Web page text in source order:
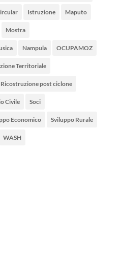
Istruzione Maputo
Mostra
Nampula OCUPAMOZ
Territoriale
Ricostruzione post ciclone
Civile Soci
Economico Sviluppo Rurale
WASH